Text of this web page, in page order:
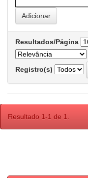
Resultados/Página
Registro(s)
Resultado 1-1 de 1.